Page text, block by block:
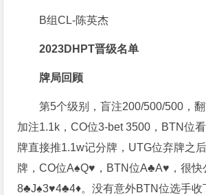
B组CL-陈英杰
2023DHPT晋级名单
牌局回顾
第5个级别，盲注200/500/500，
加注1.1k，CO位3-bet 3500，BTN位
牌直接推1.1w记分牌，UTG位弃牌之
牌，CO位A♠️Q♥️，BTN位A♣️A♥️，很快
8♣️J♠️3♥️4♣️4♦️。没有意外BTN位选手收